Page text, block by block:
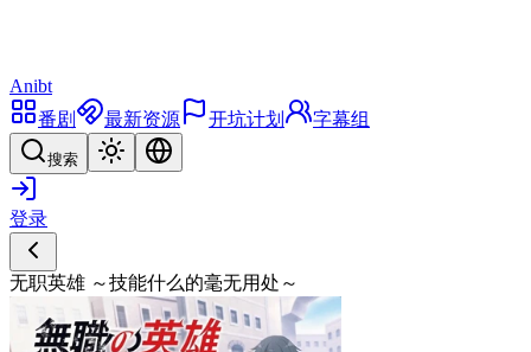
Anibt
番剧
最新资源 开坑计划 字幕组
搜索
登录
无职英雄 ～技能什么的毫无用处～